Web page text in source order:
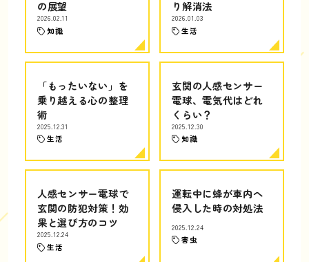
の展望
2026.02.11
知識
り解消法
2026.01.03
生活
「もったいない」を
乗り越える心の整理
術
2025.12.31
生活
玄関の人感センサー
電球、電気代はどれ
くらい？
2025.12.30
知識
人感センサー電球で
玄関の防犯対策！効
果と選び方のコツ
2025.12.24
生活
運転中に蜂が車内へ
侵入した時の対処法
2025.12.24
害虫